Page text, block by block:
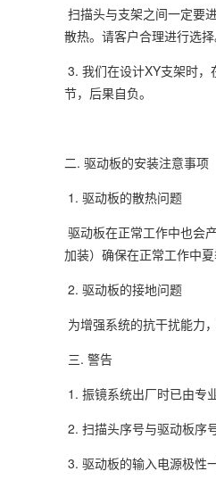
扫描头与支架之间一定要
散热。请客户合理进行选择
3. 我们在设计XY支架时
节，后果自负。
二. 驱动板的安装注意事项
1. 驱动板的散热问题
驱动板在正常工作中也会
加装）确保在正常工作中
2. 驱动板的接地问题
为增强系统的抗干扰能力
三. 警告
1. 振镜系统出厂时已由专
2. 扫描头序号与驱动板序
3. 驱动板的输入电源极性